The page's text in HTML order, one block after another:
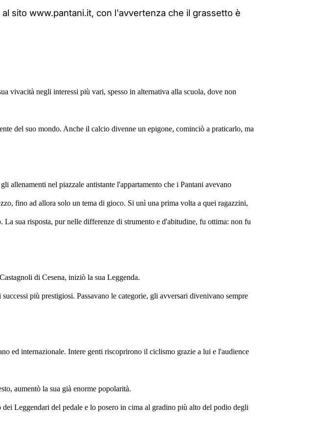
al sito www.pantani.it, con l'avvertenza che il grassetto è
vivacità negli interessi più vari, spesso in alternativa alla scuola, dove non
del suo mondo. Anche il calcio divenne un epigone, cominciò a praticarlo, ma
allenamenti nel piazzale antistante l'appartamento che i Pantani avevano
fino ad allora solo un tema di gioco. Si unì una prima volta a quei ragazzini,
sua risposta, pur nelle differenze di strumento e d'abitudine, fu ottima: non fu
di Cesena, iniziò la sua Leggenda.
più prestigiosi. Passavano le categorie, gli avversari divenivano sempre
ed internazionale. Intere genti riscoprirono il ciclismo grazie a lui e l'audience
aumentò la sua già enorme popolarità.
Leggendari del pedale e lo posero in cima al gradino più alto del podio degli